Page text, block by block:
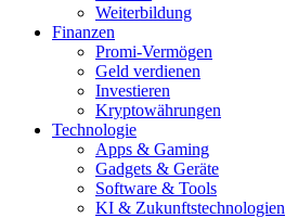
Weiterbildung
Finanzen
Promi-Vermögen
Geld verdienen
Investieren
Kryptowährungen
Technologie
Apps & Gaming
Gadgets & Geräte
Software & Tools
KI & Zukunftstechnologien